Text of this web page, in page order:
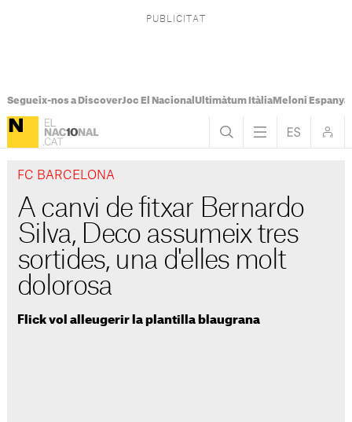
Segueix-nos a DiscoverJoc El Nacional Ultimàtum ItàliaMeloni Espanya
FC BARCELONA
A canvi de fitxar Bernardo
Silva, Deco assumeix tres
sortides, una d'elles molt
dolorosa
Flick vol alleugerir la plantilla blaugrana